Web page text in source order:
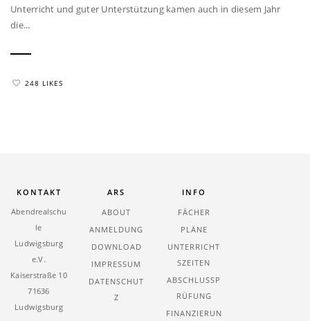
Unterricht und guter Unterstützung kamen auch in diesem Jahr
die...
248 LIKES
KONTAKT
Abendrealschu
le
Ludwigsburg
e.V.
Kaiserstraße 10
71636
Ludwigsburg
ARS
ABOUT
ANMELDUNG
DOWNLOAD
IMPRESSUM
DATENSCHUT
Z
INFO
FÄCHER
PLÄNE
UNTERRICHT
SZEITEN
ABSCHLUSSP
RÜFUNG
FINANZIERUN